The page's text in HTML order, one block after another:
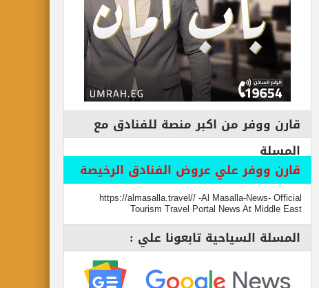
من اكبر منصة للفنادق مع
ووفر علي عروض الفنادق الرخيصة
https://almasalla.travel// -Al Masalla-
Tourism Travel Portal News At
السياحية تابعونا علي :